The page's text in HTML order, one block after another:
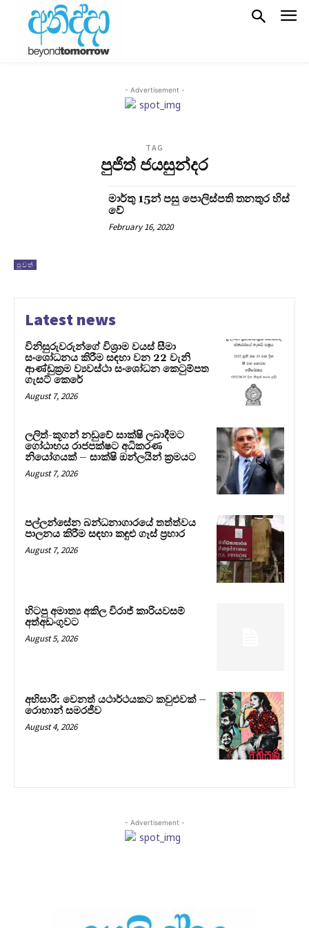
- Advertisement -
TAG
පුජිත් ජයසුන්දර
පුවත්
මාර්තු 15න් පසු පොලිස්පති තනතුර හිස්
වේ
February 16, 2020
Latest news
විනිසුරුවරුන්ගේ විශ්‍රාම වයස් සීමා
සංශෝධනය කිරීම සඳහා වන 22 වැනි
ආණ්ඩුක්‍රම ව්‍යවස්ථා සංශෝධන කෙටුම්පත
ගැසට් කෙරේ
August 7, 2026
ලලිත්-කූගන් නඩුවේ සාක්ෂි ලබාදීමට
ගෝඨාභය රාජපක්ෂට අධිකරණ
නියෝගයක් – සාක්ෂි ඔන්ලයින් ක්‍රමයට
August 7, 2026
පල්ලන්සේන බන්ධනාගාරයේ තත්ත්වය
පාලනය කිරීම සඳහා කඳුළු ගෑස් ප්‍රහාර
August 7, 2026
හිටපු අමාත්‍ය අකිල විරාජ් කාරියවසම්
අත්අඩංගුවට
August 5, 2026
අභිසාරී: වෙනත් යථාර්ථයකට කවුළුවක් –
රොහාන් සමරජීව
August 4, 2026
- Advertisement -